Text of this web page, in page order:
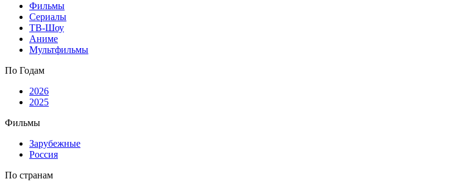
Фильмы
Сериалы
ТВ-Шоу
Аниме
Мультфильмы
По Годам
2026
2025
Фильмы
Зарубежные
Россия
По странам